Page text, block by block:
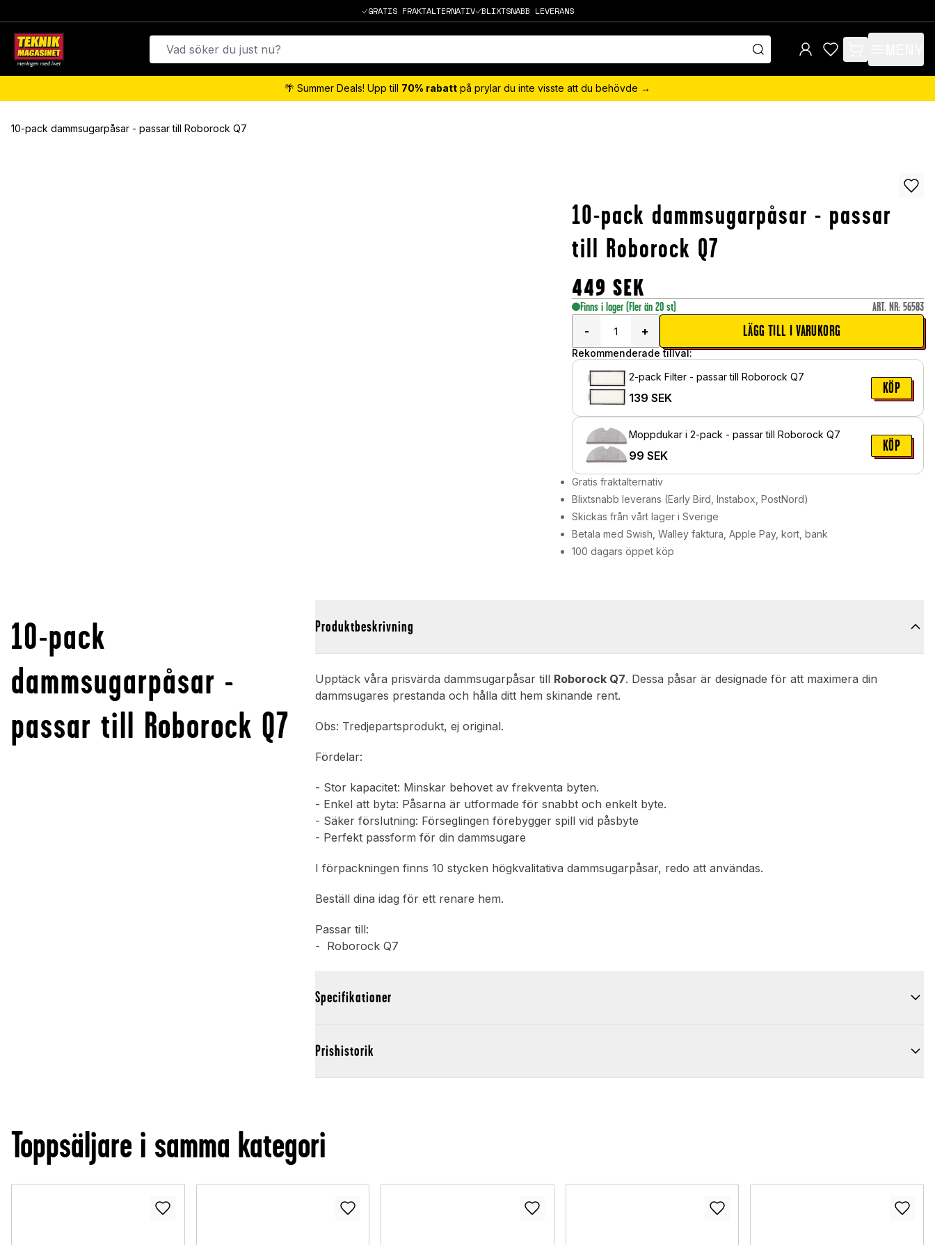
GRATIS FRAKTALTERNATIV BLIXTSNABB LEVERANS
items in cart, view
🌴 Summer Deals! Upp till 70% rabatt på prylar du inte visste att du behövde →
10-pack dammsugarpåsar - passar till Roborock Q7
10-pack dammsugarpåsar - passar
till Roborock Q7
449 SEK
Finns i lager (Fler än 20 st) ART. NR: 56583
-
+ LÄGG TILL I VARUKORG
Rekommenderade tillval:
2-pack Filter - passar till Roborock Q7
139 SEK
KÖP
Moppdukar i 2-pack - passar till Roborock Q7
99 SEK
KÖP
Gratis fraktalternativ
Blixtsnabb leverans (Early Bird, Instabox, PostNord)
Skickas från vårt lager i Sverige
Betala med Swish, Walley faktura, Apple Pay, kort, bank
100 dagars öppet köp
10-pack
dammsugarpåsar -
passar till Roborock Q7
Produktbeskrivning
Upptäck våra prisvärda dammsugarpåsar till Roborock Q7. Dessa påsar är designade för att maximera din
dammsugares prestanda och hålla ditt hem skinande rent.
Obs: Tredjepartsprodukt, ej original.
Fördelar:
- Stor kapacitet: Minskar behovet av frekventa byten.
- Enkel att byta: Påsarna är utformade för snabbt och enkelt byte.
- Säker förslutning: Förseglingen förebygger spill vid påsbyte
- Perfekt passform för din dammsugare
I förpackningen finns 10 stycken högkvalitativa dammsugarpåsar, redo att användas.
Beställ dina idag för ett renare hem.
Passar till:
- Roborock Q7
Specifikationer
Prishistorik
Toppsäljare i samma kategori